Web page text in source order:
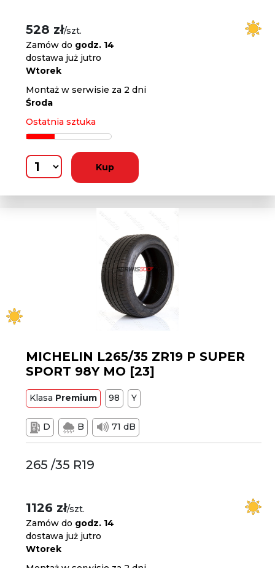
528 zł/szt.
Zamów do godz. 14
dostawa już jutro
Wtorek
Montaż w serwisie za 2 dni
Środa
Ostatnia sztuka
Kup
MICHELIN L265/35 ZR19 P SUPER
SPORT 98Y MO [23]
Klasa Premium 98 Y
D B 71 dB
265 /35 R19
1126 zł/szt.
Zamów do godz. 14
dostawa już jutro
Wtorek